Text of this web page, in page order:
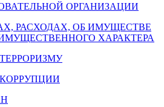
ОРГАНИЗАЦИИ
РАСХОДАХ, ОБ ИМУЩЕСТВЕ
ХАРАКТЕРА